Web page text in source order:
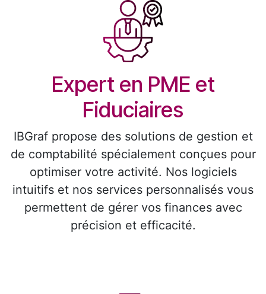
Expert en PME et
Fiduciaires
IBGraf propose des solutions de gestion et
de comptabilité spécialement conçues pour
optimiser votre activité. Nos logiciels
intuitifs et nos services personnalisés vous
permettent de gérer vos finances avec
précision et efficacité.